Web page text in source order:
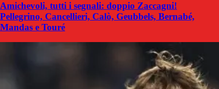
Amichevoli, tutti i segnali: doppio Zaccagni!
Pellegrino, Cancellieri, Calò, Geubbels, Bernabé,
Mandas e Touré